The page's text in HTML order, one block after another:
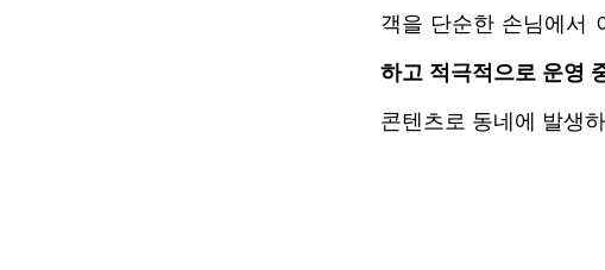
객을 단순한 손님에서
하고 적극적으로 운영
콘텐츠로 동네에 발생